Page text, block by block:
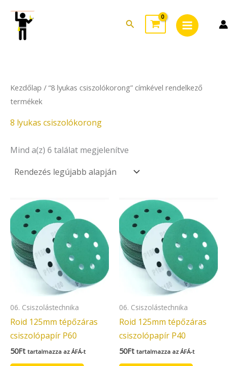
content
Search
Menu
Kezdőlap / “8 lyukas csiszolókorong” címkével rendelkező
termékek
8 lyukas csiszolókorong
Mind a(z) 6 találat megjelenítve
latest
06. Csiszolástechnika
Roid 125mm tépőzáras
csiszolópapír P60
50Ft tartalmazza az ÁFÁ-t
06. Csiszolástechnika
Roid 125mm tépőzáras
csiszolópapír P40
50Ft tartalmazza az ÁFÁ-t